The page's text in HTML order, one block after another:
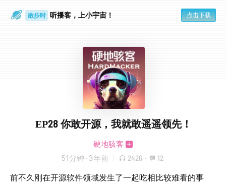
散步时 听播客，上小宇宙！ 点击下载
EP28 你敢开源，我就敢遥遥领先！
硬地骇客
51分钟 · 3年前 2426 · 12
前不久刚在开源软件领域发生了一起吃相比较难看的事